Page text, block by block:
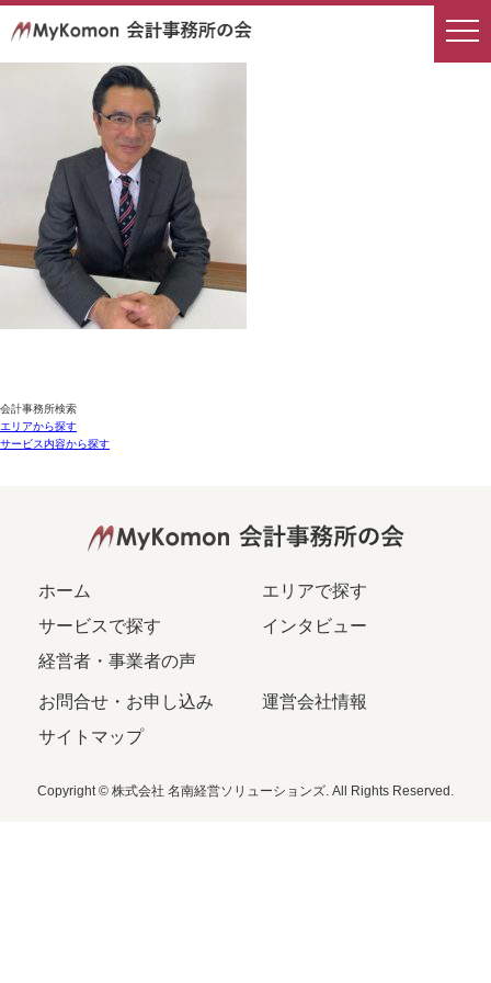
会計事務所検索
エリアから探す
サービス内容から探す
ホーム
エリアで探す
サービスで探す
インタビュー
経営者・事業者の声
お問合せ・お申し込み
運営会社情報
サイトマップ
Copyright © 株式会社 名南経営ソリューションズ. All Rights Reserved.